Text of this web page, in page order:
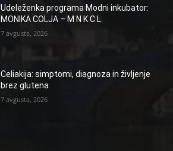
Udeleženka programa Modni inkubator:
MONIKA COLJA – M N K C L
7 avgusta, 2026
Celiakija: simptomi, diagnoza in življenje
brez glutena
7 avgusta, 2026